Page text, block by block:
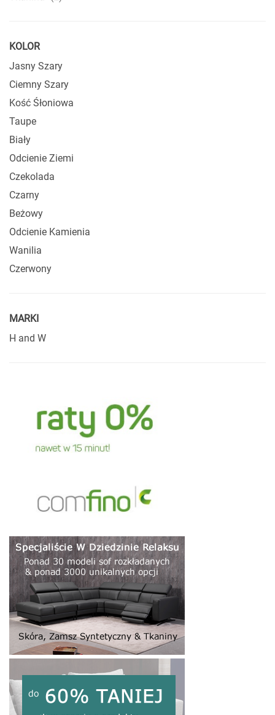
KOLOR
Jasny Szary
Ciemny Szary
Kość Śłoniowa
Taupe
Biały
Odcienie Ziemi
Czekolada
Czarny
Beżowy
Odcienie Kamienia
Wanilia
Czerwony
MARKI
H and W